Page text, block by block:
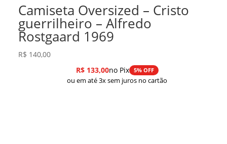
Camiseta Oversized – Cristo
guerrilheiro – Alfredo
Rostgaard 1969
R$ 140,00
R$133,00no Pix 5% OFF
ou em até 3x sem juros no cartão